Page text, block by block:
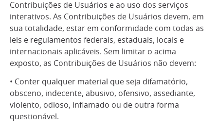
Contribuições de Usuários e ao uso dos serviços
interativos. As Contribuições de Usuários devem, em
sua totalidade, estar em conformidade com todas as
leis e regulamentos federais, estaduais, locais e
internacionais aplicáveis. Sem limitar o acima
exposto, as Contribuições de Usuários não devem:
• Conter qualquer material que seja difamatório,
obsceno, indecente, abusivo, ofensivo, assediante,
violento, odioso, inflamado ou de outra forma
questionável.